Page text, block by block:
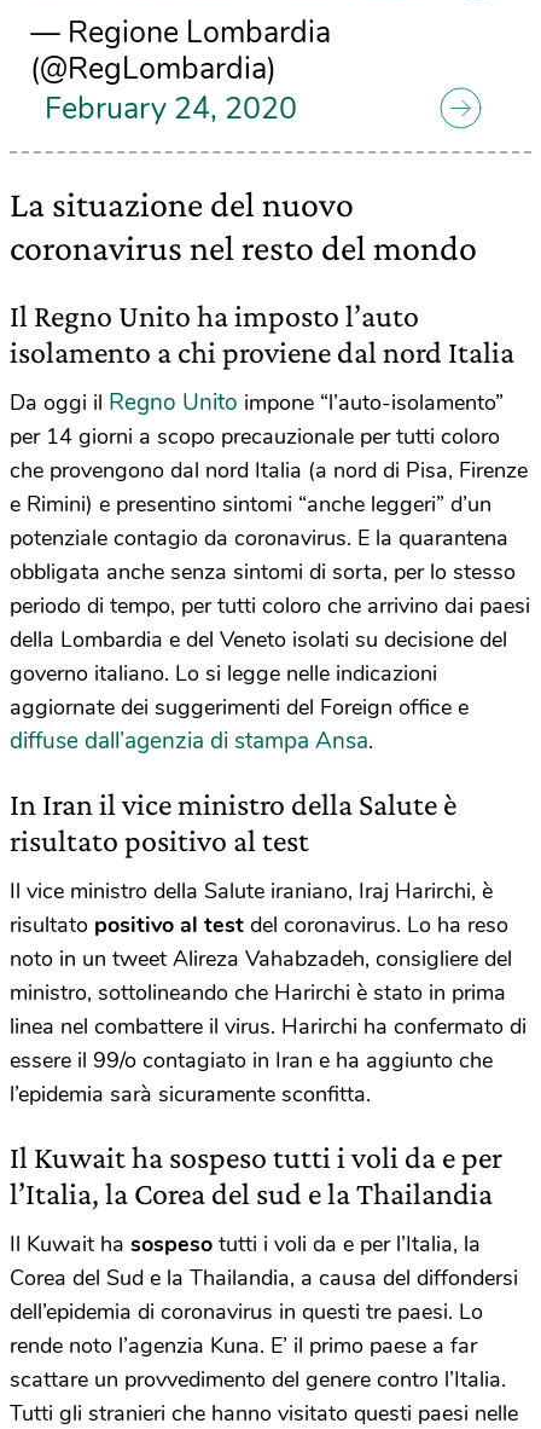
— Regione Lombardia
(@RegLombardia)
February 24, 2020
La situazione del nuovo
coronavirus nel resto del mondo
Il Regno Unito ha imposto l’auto
isolamento a chi proviene dal nord Italia
Da oggi il Regno Unito impone “l’auto-isolamento”
per 14 giorni a scopo precauzionale per tutti coloro
che provengono dal nord Italia (a nord di Pisa, Firenze
e Rimini) e presentino sintomi “anche leggeri” d’un
potenziale contagio da coronavirus. E la quarantena
obbligata anche senza sintomi di sorta, per lo stesso
periodo di tempo, per tutti coloro che arrivino dai paesi
della Lombardia e del Veneto isolati su decisione del
governo italiano. Lo si legge nelle indicazioni
aggiornate dei suggerimenti del Foreign office e
diffuse dall’agenzia di stampa Ansa.
In Iran il vice ministro della Salute è
risultato positivo al test
Il vice ministro della Salute iraniano, Iraj Harirchi, è
risultato positivo al test del coronavirus. Lo ha reso
noto in un tweet Alireza Vahabzadeh, consigliere del
ministro, sottolineando che Harirchi è stato in prima
linea nel combattere il virus. Harirchi ha confermato di
essere il 99/o contagiato in Iran e ha aggiunto che
l’epidemia sarà sicuramente sconfitta.
Il Kuwait ha sospeso tutti i voli da e per
l’Italia, la Corea del sud e la Thailandia
Il Kuwait ha sospeso tutti i voli da e per l’Italia, la
Corea del Sud e la Thailandia, a causa del diffondersi
dell’epidemia di coronavirus in questi tre paesi. Lo
rende noto l’agenzia Kuna. E’ il primo paese a far
scattare un provvedimento del genere contro l’Italia.
Tutti gli stranieri che hanno visitato questi paesi nelle